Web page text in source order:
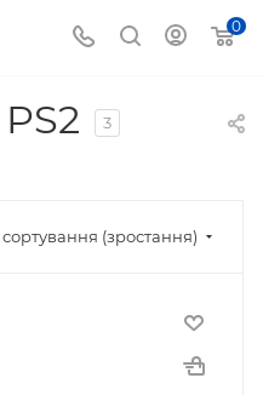
0
3
(зростання)